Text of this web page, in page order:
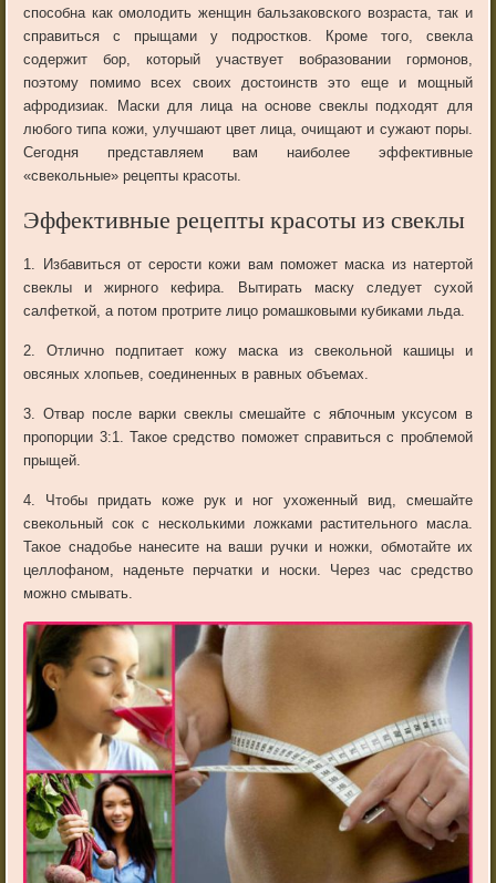
способна как омолодить женщин бальзаковского возраста,так и
справиться
с прыщами у подростков. Кроме того, свекла
содержит
бор,который участвует вобразовании гормонов,
поэтому
помимо всех своих достоинств это еще и
мощный
афродизиак. Маски для лица на основе свеклы подходят для
любого типа кожи, улучшают цвет лица,очищают и сужают поры.
Сегодня
представляем вам наиболее эффективные
«свекольные»рецепты красоты.
Эффективные рецепты красоты из свеклы
1. Избавиться от серости кожи вам поможет маска из натертой
свеклы
и жирного кефира. Вытирать маску следует
сухой
салфеткой,а потом протрите лицо ромашковыми кубиками льда.
2.Отлично подпитает кожу маска из свекольной кашицы
и
овсяных хлопьев,соединенных в равных объемах.
3. Отвар после варки свеклы смешайте с яблочным уксусом в
пропорции 3:1. Такое средство поможет справиться с проблемой
прыщей.
4. Чтобы придать коже рук и ног ухоженный вид, смешайте
свекольный сок с несколькими ложками растительного масла.
Такое снадобье нанесите на ваши ручки и ножки, обмотайте их
целлофаном, наденьте перчатки и носки. Через час средство
можно смывать.